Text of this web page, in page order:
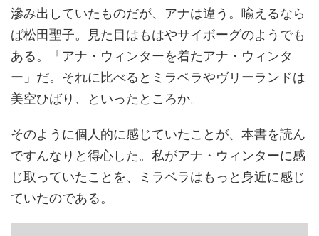
滲み出していたものだが、アナは違う。喩えるなら
ば松田聖子。見た目はもはやサイボーグのようでも
ある。「アナ・ウィンターを着たアナ・ウィンタ
ー」だ。それに比べるとミラベラやヴリーランドは
美空ひばり、といったところか。
そのように個人的に感じていたことが、本書を読ん
ですんなりと得心した。私がアナ・ウィンターに感
じ取っていたことを、ミラベラはもっと身近に感じ
ていたのである。